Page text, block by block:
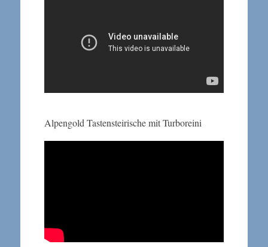
Alpengold Tastensteirische mit Turboreini